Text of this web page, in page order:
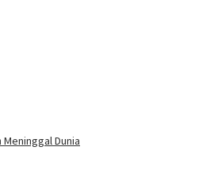
Dunia